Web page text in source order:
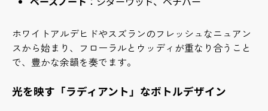
ホワイトアルデヒドやスズランのフレッシュなニュアン
スから始まり、フローラルとウッディが重なり合うこと
で、豊かな余韻を奏でます。
光を映す「ラディアント」なボトルデザイン